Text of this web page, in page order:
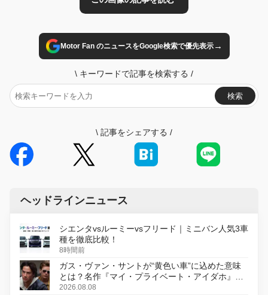
Motor Fan のニュースをGoogle検索で優先表示→
\ キーワードで記事を検索する /
検索
\ 記事をシェアする /
ヘッドラインニュース
シエンタvsルーミーvsフリード｜ミニバン人気3車
種を徹底比較！
8時間前
ガス・ヴァン・サントが“黄色い車”に込めた意味
とは？名作『マイ・プライベート・アイダホ』が
初のデジタルリマスター版で復活
2026.08.08